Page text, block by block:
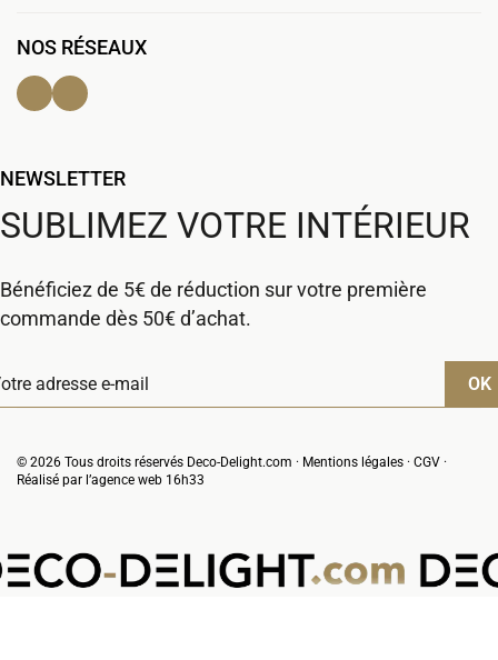
NOS RÉSEAUX
Facebook
NEWSLETTER
SUBLIMEZ VOTRE INTÉRIEUR
Bénéficiez de 5€ de réduction sur votre première
commande dès 50€ d’achat.
© 2026 Tous droits réservés Deco-Delight.com · Mentions légales · CGV ·
Réalisé par l’agence web 16h33